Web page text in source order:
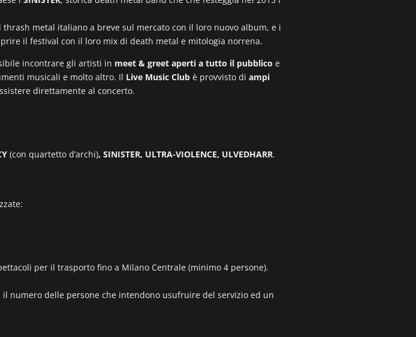
thrash metal italiano a breve sul mercato con il loro nuovo album, e i
il festival con il loro mix di death metal e mitologia norrena.
incontrare gli artisti in meet & greet aperti a tutto il pubblico e
musicali e molto altro. Il Live Music Club è provvisto diampi
direttamente al concerto.
(con quartetto d’archi), SINISTER, ULTRA-VIOLENCE, ULVEDHARR.
per il trasporto fino a Milano Centrale (minimo 4 persone).
numero delle persone che intendono usufruire del servizio ed un